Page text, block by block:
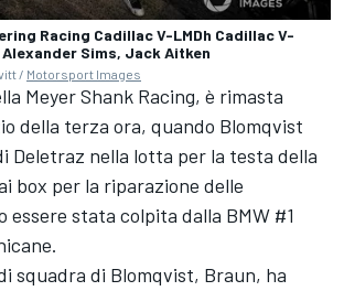
Racing Cadillac V-LMDh Cadillac V-
Alexander Sims, Jack Aitken
/ Motorsport Images
Meyer Shank Racing, è rimasta
della terza ora, quando Blomqvist
Deletraz nella lotta per la testa della
box per la riparazione delle
essere stata colpita dalla BMW #1
squadra di Blomqvist, Braun, ha